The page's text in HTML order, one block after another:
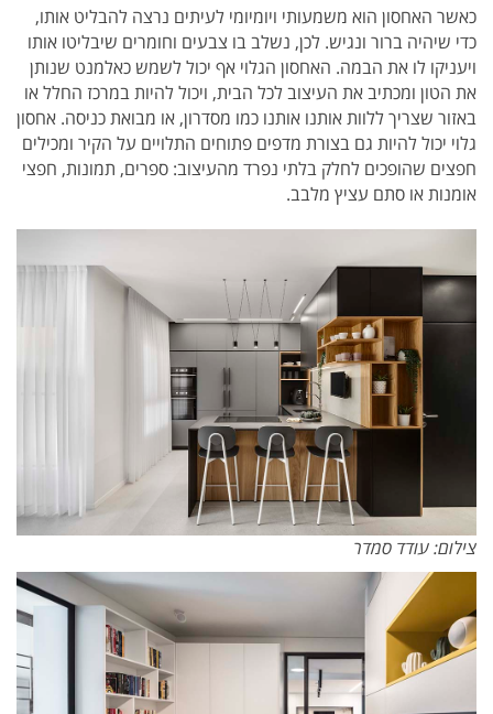
כאשר האחסון הוא משמעותי ויומיומי לעיתים נרצה להבליט אותו,
כדי שיהיה ברור ונגיש. לכן, נשלב בו צבעים וחומרים שיבליטו אותו
ויעניקו לו את הבמה. האחסון הגלוי אף יכול לשמש כאלמנט שנותן
את הטון ומכתיב את העיצוב לכל הבית, ויכול להיות במרכז החלל או
באזור שצריך ללוות אותנו אותנו כמו מסדרון, או מבואת כניסה. אחסון
גלוי יכול להיות גם בצורת מדפים פתוחים התלויים על הקיר ומכילים
חפצים שהופכים לחלק בלתי נפרד מהעיצוב: ספרים, תמונות, חפצי
אומנות או סתם עציץ מלבב.
צילום: עודד סמדר